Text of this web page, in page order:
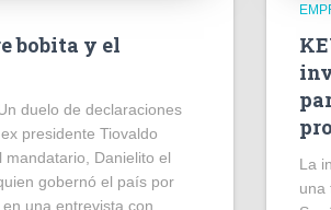
bobita y el
duelo de declaraciones
presidente Tiovaldo
mandatario, Danielito el
gobernó el país por
una entrevista con
La
una